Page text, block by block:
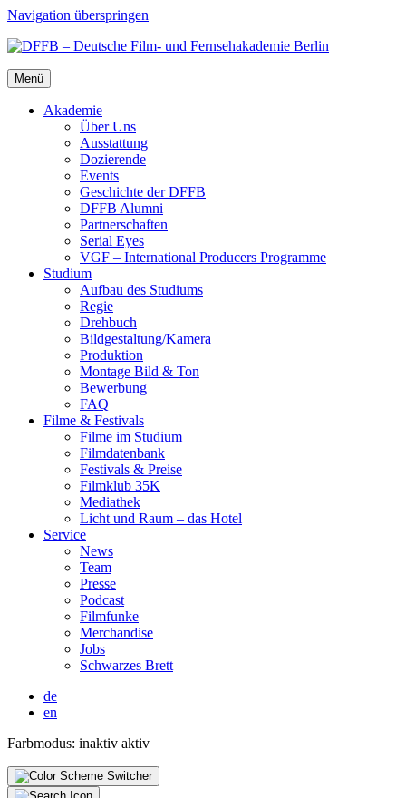
Navigation überspringen
Menü
Aka­de­mie
Über Uns
Aus­stat­tung
Dozie­ren­de
Events
Geschich­te der DFFB
DFFB Alum­ni
Part­ner­schaf­ten
Seri­al Eyes
VGF – Inter­na­tio­nal Pro­du­cers Pro­gram­me
Stu­di­um
Auf­bau des Stu­di­ums
Regie
Dreh­buch
Bildgestaltung/​​Kamera
Pro­duk­ti­on
Mon­ta­ge Bild & Ton
Bewer­bung
FAQ
Fil­me & Fes­ti­vals
Fil­me im Stu­di­um
Film­da­ten­bank
Fes­ti­vals & Prei­se
Film­klub 35K
Media­thek
Licht und Raum – das Hotel
Ser­vice
News
Team
Pres­se
Pod­cast
Film­fun­ke
Mer­chan­di­se
Jobs
Schwar­zes Brett
de
en
Farbmodus: inaktiv aktiv